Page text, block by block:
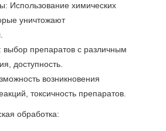
Использование химических
уничтожают
препаратов с различным
доступность.
возникновения
токсичность препаратов.
обработка: